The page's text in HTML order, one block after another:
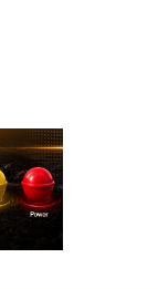
कि भाजपा
में राष्ट्रीय सह
जैसी